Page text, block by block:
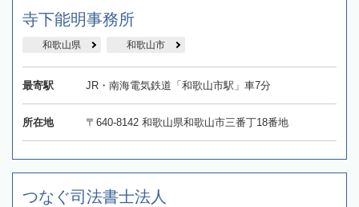
寺下能明事務所
和歌山県 和歌山市
最寄駅 JR・南海電気鉄道「和歌山市駅」車7分
所在地 〒640-8142 和歌山県和歌山市三番丁18番地
つなぐ司法書士法人